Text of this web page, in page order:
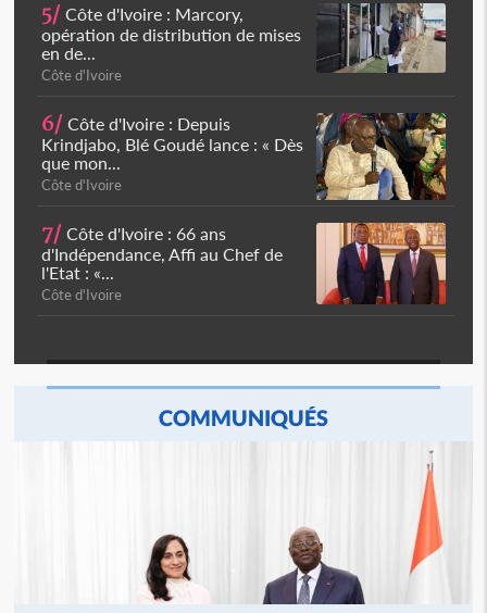
5/ Côte d'Ivoire : Marcory,
opération de distribution de mises
en de...
Côte d'Ivoire
6/ Côte d'Ivoire : Depuis
Krindjabo, Blé Goudé lance : « Dès
que mon...
Côte d'Ivoire
7/ Côte d'Ivoire : 66 ans
d'Indépendance, Affi au Chef de
l'Etat : «...
Côte d'Ivoire
COMMUNIQUÉS